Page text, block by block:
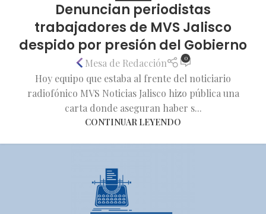
Denuncian periodistas
trabajadores de MVS Jalisco
despido por presión del Gobierno
Mesa de Redacción 0
Hoy equipo que estaba al frente del noticiario
radiofónico MVS Noticias Jalisco hizo pública una
carta donde aseguran haber s...
CONTINUAR LEYENDO